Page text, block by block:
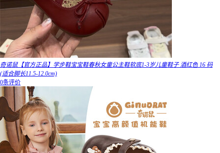
奇诺鼠【官方正品】学步鞋宝宝鞋春秋女童公主鞋软底1-3岁儿童鞋子 酒红色 16 码
(适合脚长11.5-12.0cm)
0条评价